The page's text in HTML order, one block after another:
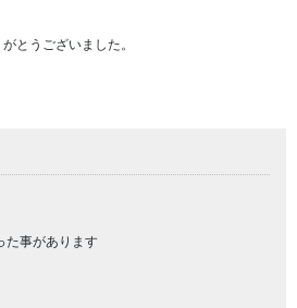
とうございました。
た事があります